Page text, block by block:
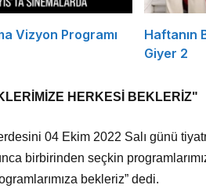
Vizyon Programı
Haftanın
Giyer 2
HERKESİ BEKLERİZ"
04 Ekim 2022 Salı günü
birbirinden seçkin
bekleriz” dedi.